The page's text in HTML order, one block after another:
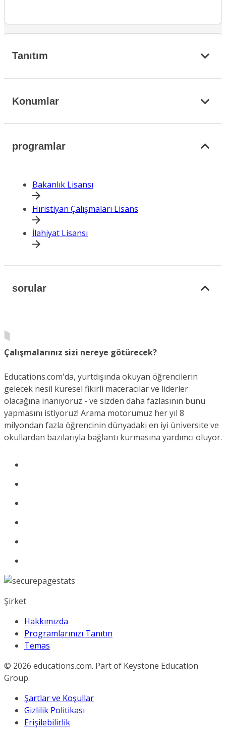
Tanıtım
Konumlar
programlar
Bakanlık Lisansı
Hıristiyan Çalışmaları Lisans
İlahiyat Lisansı
sorular
Çalışmalarınız sizi nereye götürecek?
Educations.com'da, yurtdışında okuyan öğrencilerin
gelecek nesil küresel fikirli maceracılar ve liderler
olacağına inanıyoruz - ve sizden daha fazlasının bunu
yapmasını istiyoruz! Arama motorumuz her yıl 8
milyondan fazla öğrencinin dünyadaki en iyi üniversite ve
okullardan bazılarıyla bağlantı kurmasına yardımcı oluyor.
Şirket
Hakkımızda
Programlarınızı Tanıtın
Temas
© 2026 educations.com. Part of Keystone Education
Group.
Şartlar ve Koşullar
Gizlilik Politikası
Erişilebilirlik